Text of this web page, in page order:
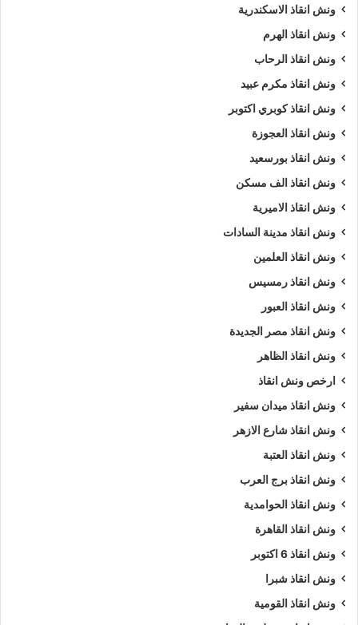
ونش انقاذ الاسكندرية
ونش انقاذ الهرم
ونش انقاذ الرحاب
ونش انقاذ مكرم عبيد
ونش انقاذ كوبري اكتوبر
ونش انقاذ العجوزة
ونش انقاذ بورسعيد
ونش انقاذ الف مسكن
ونش انقاذ الاميرية
ونش انقاذ مدينة السادات
ونش انقاذ العلمين
ونش انقاذ رمسيس
ونش انقاذ العبور
ونش انقاذ مصر الجديدة
ونش انقاذ الظاهر
ارخص ونش انقاذ
ونش انقاذ ميدان سفير
ونش انقاذ شارع الازهر
ونش انقاذ العتبة
ونش انقاذ برج العرب
ونش انقاذ الحوامدية
ونش انقاذ القاهرة
ونش انقاذ 6 اكتوبر
ونش انقاذ شبرا
ونش انقاذ القومية